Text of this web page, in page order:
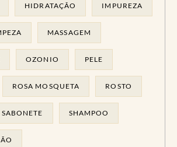
HIDRATAÇÃO IMPUREZA
MASSAGEM
OZONIO PELE
ROSA MOSQUETA ROSTO
SABONETE SHAMPOO